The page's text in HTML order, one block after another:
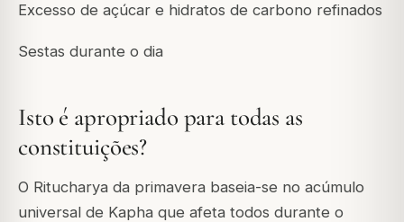
Excesso de açúcar e hidratos de carbono refinados
Sestas durante o dia
Isto é apropriado para todas as
constituições?
O Ritucharya da primavera baseia-se no acúmulo
universal de Kapha que afeta todos durante o